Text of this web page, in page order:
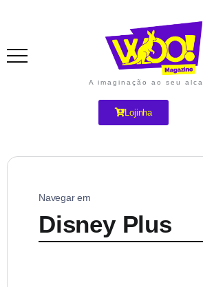
A imaginação ao seu
Lojinha
Navegar em
Disney Plus